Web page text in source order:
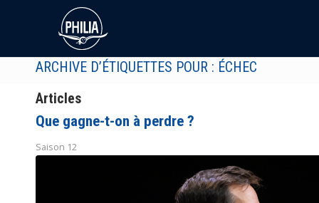
ARCHIVE D’ÉTIQUETTES POUR : ÉCHEC
Articles
Que gagne-t-on à perdre ?
Saison 12